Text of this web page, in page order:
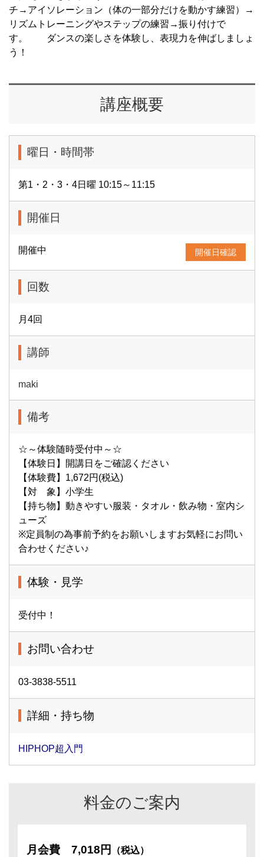
チ→アイソレーション（体の一部分だけを動かす練習）→
リズムトレーニングやステップの練習→振り付けで
す。 ダンスの楽しさを体験し、表現力を伸ばしましょ
う！
講座概要
曜日・時間帯
第1・2・3・4日曜 10:15～11:15
開催日
開催中 開催日確認
回数
月4回
講師
maki
備考
☆～体験随時受付中～☆
【体験日】開講日をご確認ください
【体験費】1,672円(税込)
【対 象】小学生
【持ち物】動きやすい服装・タオル・飲み物・室内シ
ューズ
※定員制の為事前予約をお願いしますお気軽にお問い
合わせください♪
体験・見学
受付中！
お問い合わせ
03-3838-5511
詳細・持ち物
HIPHOP超入門
料金のご案内
月会費 7,018円 （税込）